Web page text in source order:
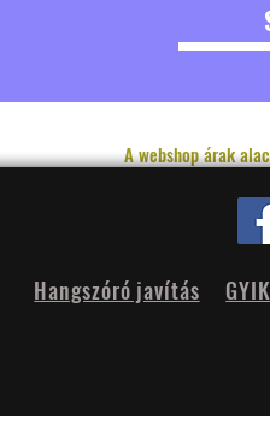
A webshop árak
Hangszóró javítás GYIK